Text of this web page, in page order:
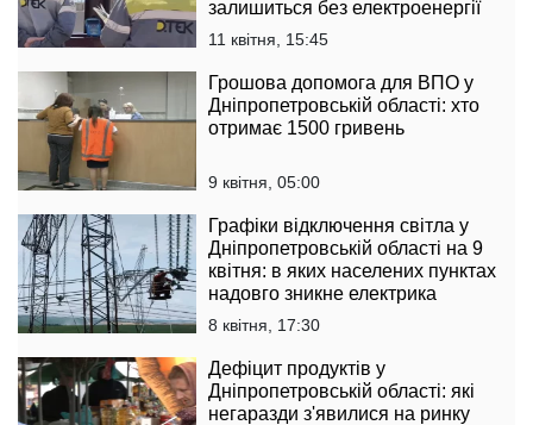
залишиться без електроенергії
11 квітня, 15:45
Грошова допомога для ВПО у
Дніпропетровській області: хто
отримає 1500 гривень
9 квітня, 05:00
Графіки відключення світла у
Дніпропетровській області на 9
квітня: в яких населених пунктах
надовго зникне електрика
8 квітня, 17:30
Дефіцит продуктів у
Дніпропетровській області: які
негаразди з'явилися на ринку